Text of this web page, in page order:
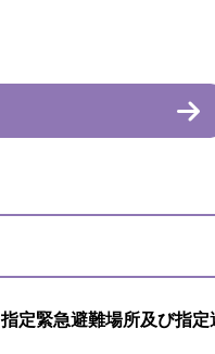
指定緊急避難場所及び指定